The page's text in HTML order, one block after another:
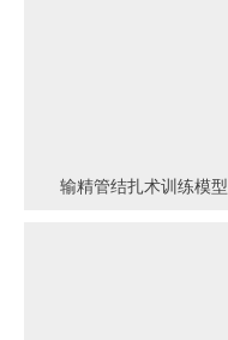
输精管结扎术训练模型